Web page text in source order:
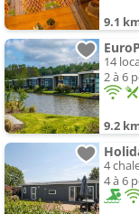
9.1
14
2 à 6
9.2
4
4 à 6